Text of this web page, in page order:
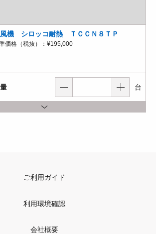
機 シロッコ耐熱 ＴＣＣＮ８ＴＰ
価格（税抜）： ¥195,000
台
ご利用ガイド
利用環境確認
会社概要